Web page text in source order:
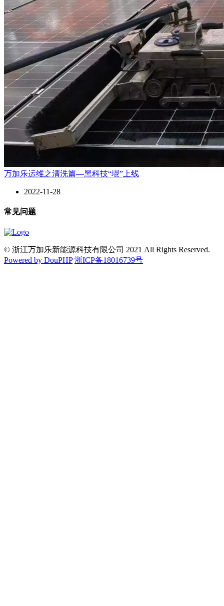
万加乐运维之清洗篇—黑科技“堒”上线
2022-11-28
常见问题
© 浙江万加乐新能源科技有限公司 2021 All Rights Reserved.
Powered by DouPHP 浙ICP备18016739号